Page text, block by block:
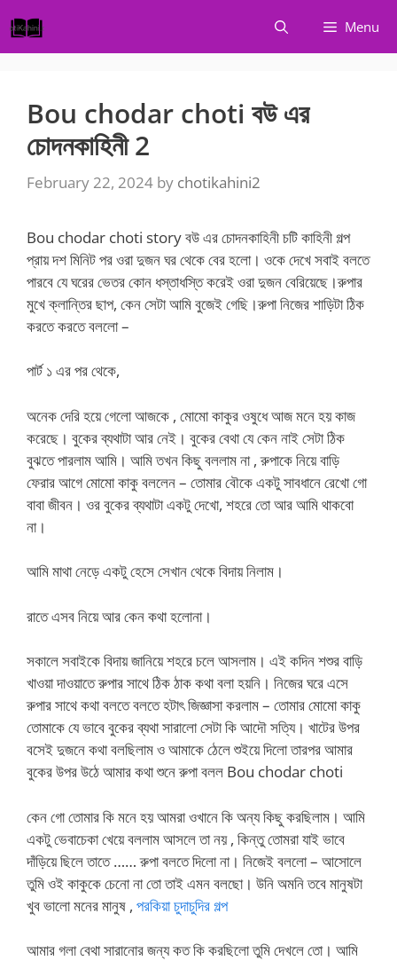
to
content
Menu
Bou chodar choti বউ এর
চোদনকাহিনী 2
February 22, 2024 by chotikahini2
Bou chodar choti story বউ এর চোদনকাহিনী চটি কাহিনী গল্প
প্রায় দশ মিনিট পর ওরা দুজন ঘর থেকে বের হলো। ওকে দেখে সবাই বলতে
পারবে যে ঘরের ভেতর কোন ধস্তাধস্তি করেই ওরা দুজন বেরিয়েছে।রুপার
মুখে ক্লান্তির ছাপ, কেন সেটা আমি বুজেই গেছি।রুপা নিজের শাড়িটা ঠিক
করতে করতে বললো –
পার্ট ১ এর পর থেকে,
অনেক দেরি হয়ে গেলো আজকে , মোমো কাকুর ওষুধে আজ মনে হয় কাজ
করেছে। বুকের ব্যথাটা আর নেই। বুকের বেথা যে কেন নাই সেটা ঠিক
বুঝতে পারলাম আমি। আমি তখন কিছু বললাম না , রুপাকে নিয়ে বাড়ি
ফেরার আগে মোমো কাকু বললেন – তোমার বৌকে একটু সাবধানে রেখো গো
বাবা জীবন। ওর বুকের ব্যথাটা একটু দেখো, শহরে তো আর আমি থাকবো
না।
আমি মাথা নেড়ে একটু হেসে সেখান থেকে বিদায় নিলাম।
রাতে এসব নিয়ে আর কেন কথা হলোনা।
সকালে সবাইকে বিদায় জানিয়ে শহরে চলে আসলাম। এই কদিন শশুর বাড়ি
খাওয়া দাওয়াতে রুপার সাথে ঠিক ঠাক কথা বলা হয়নি। নিজের ঘরে এসে
রুপার সাথে কথা বলতে বলতে হটাৎ জিজ্ঞাসা করলাম – তোমার মোমো কাকু
তোমাকে যে ভাবে বুকের ব্যথা সারালো সেটা কি আদৌ সত্যি। খাটের উপর
বসেই দুজনে কথা বলছিলাম ও আমাকে ঠেলে শুইয়ে দিলো তারপর আমার
বুকের উপর উঠে আমার কথা শুনে রুপা বলল Bou chodar choti
কেন গো তোমার কি মনে হয় আমরা ওখানে কি অন্য কিছু করছিলাম। আমি
একটু ভেবাচেকা খেয়ে বললাম আসলে তা নয় , কিন্তু তোমরা যাই ভাবে
দাঁড়িয়ে ছিলে তাতে …… রুপা বলতে দিলো না। নিজেই বললো – আসোলে
তুমি ওই কাকুকে চেনো না তো তাই এমন বলছো। উনি অমনি তবে মানুষটা
খুব ভালো মনের মানুষ , পরকিয়া চুদাচুদির গল্প
আমার গলা বেথা সারানোর জন্য কত কি করছিলো তুমি দেখলে তো। আমি